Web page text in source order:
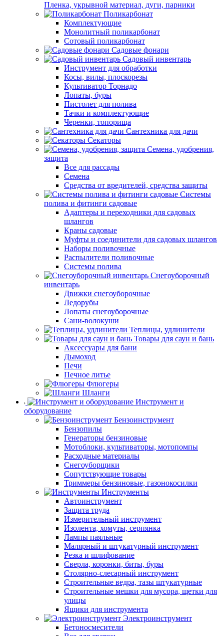
Пленка, укрывной материал, дуги, парники
Поликарбонат
Комплектующие
Монолитный поликарбонат
Сотовый поликарбонат
Садовые фонари
Садовый инвентарь
Инструмент для обработки
Косы, вилы, плоскорезы
Культиватор Торнадо
Лопаты, буры
Пистолет для полива
Тачки и комплектующие
Черенки, топорища
Сантехника для дачи
Секаторы
Семена, удобрения,
защита
Все для рассады
Семена
Средства от вредителей, средства защиты
Системы
полива и фитинги садовые
Адаптеры и переходники для садовых
шлангов
Краны садовые
Муфты и соединители для садовых шлангов
Наборы поливочные
Распылители поливочные
Системы полива
Снегоуборочный
инвентарь
Движки снегоуборочные
Ледорубы
Лопаты снегоуборочные
Сани-волокуши
Теплицы, удлинители
Товары для саун и бань
Аксессуары для бани
Дымоход
Печи
Печное литье
Флюгеры
Шланги
Инструмент и
оборудование
Бензоинструмент
Бензопилы
Генераторы бензиновые
Мотоблоки, культиваторы, мотопомпы
Расходные материалы
Снегоуборщики
Сопутствующие товары
Триммеры бензиновые, газонокосилки
Инструменты
Автоинструмент
Защита труда
Измерительный инструмент
Изолента, хомуты, серпянка
Лампы паяльные
Малярный и штукатурный инструмент
Резка и шлифование
Сверла, коронки, биты, буры
Столярно-слесарный инструмент
Строительные ведра, тазы штукатурные
Строительные мешки для мусора, щетки для
улицы
Ящики для инструмента
Электроинструмент
Бетоносмесители